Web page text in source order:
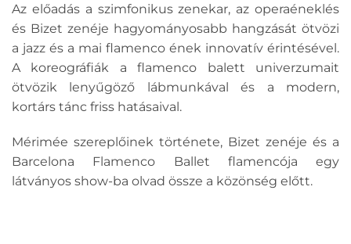
Az előadás a szimfonikus zenekar, az operaéneklés
és Bizet zenéje hagyományosabb hangzását ötvözi
a jazz és a mai flamenco ének innovatív érintésével.
A koreográfiák a flamenco balett univerzumait
ötvözik lenyűgöző lábmunkával és a modern,
kortárs tánc friss hatásaival.
Mérimée szereplőinek története, Bizet zenéje és a
Barcelona Flamenco Ballet flamencója egy
látványos show-ba olvad össze a közönség előtt.